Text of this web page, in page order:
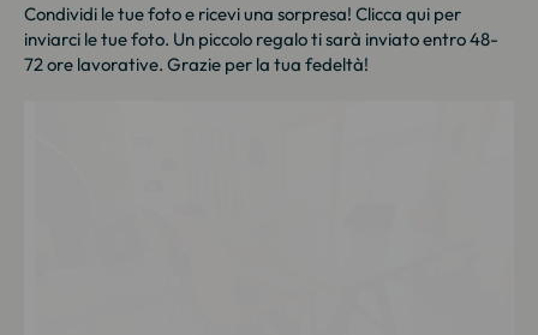
Condividi le tue foto e ricevi una sorpresa! Clicca qui per
inviarci le tue foto. Un piccolo regalo ti sarà inviato entro 48-
72 ore lavorative. Grazie per la tua fedeltà!